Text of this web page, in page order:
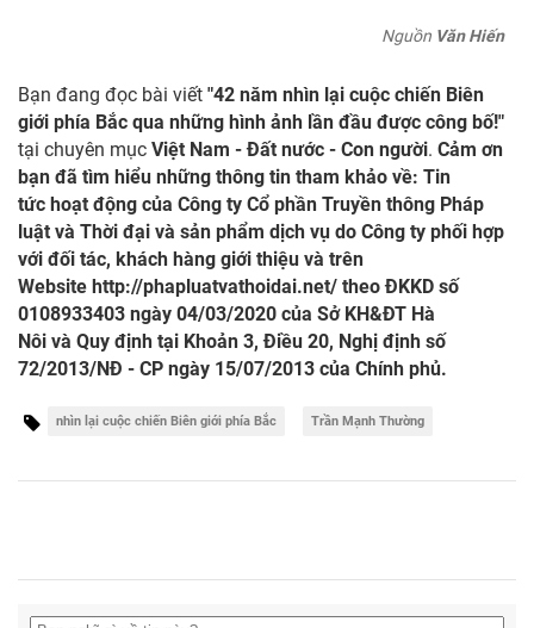
Nguồn Văn Hiến
Bạn đang đọc bài viết "42 năm nhìn lại cuộc chiến Biên
giới phía Bắc qua những hình ảnh lần đầu được công bố!"
tại chuyên mục Việt Nam - Đất nước - Con người. Cảm ơn
bạn đã tìm hiểu những thông tin tham khảo về: Tin
tức hoạt động của Công ty Cổ phần Truyền thông Pháp
luật và Thời đại và sản phẩm dịch vụ do Công ty phối hợp
với đối tác, khách hàng giới thiệu và trên
Website http://phapluatvathoidai.net/ theo ĐKKD số
0108933403 ngày 04/03/2020 của Sở KH&ĐT Hà
Nôi và Quy định tại Khoản 3, Điều 20, Nghị định số
72/2013/NĐ - CP ngày 15/07/2013 của Chính phủ.
nhìn lại cuộc chiến Biên giới phía Bắc Trần Mạnh Thường